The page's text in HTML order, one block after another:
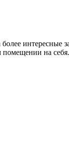
интересные
на себя.